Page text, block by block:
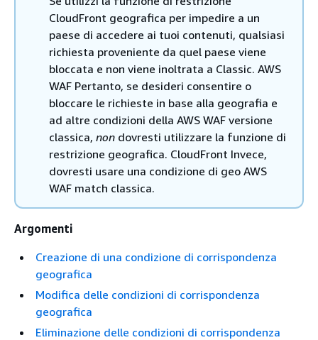
CloudFront geografica per impedire a un
paese di accedere ai tuoi contenuti, qualsiasi
richiesta proveniente da quel paese viene
bloccata e non viene inoltrata a Classic. AWS
WAF Pertanto, se desideri consentire o
bloccare le richieste in base alla geografia e
ad altre condizioni della AWS WAF versione
classica, non dovresti utilizzare la funzione di
restrizione geografica. CloudFront Invece,
dovresti usare una condizione di geo AWS
WAF match classica.
Argomenti
Creazione di una condizione di corrispondenza
geografica
Modifica delle condizioni di corrispondenza
geografica
Eliminazione delle condizioni di corrispondenza